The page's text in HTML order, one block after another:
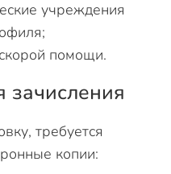
учреждения
помощи.
требуется
копии: